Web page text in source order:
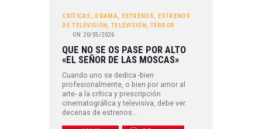
CRÍTICAS DRAMA ESTRENOS
ESTRENOS
DE TELEVISIÓN TELEVISIÓN, TERROR
ON 20/05/2026
QUE NO SE OS PASE POR ALTO
«EL SEÑOR DE LAS MOSCAS»
Cuando uno se dedica -bien
profesionalmente, o bien por amor al
arte- a la crítica y prescripción
cinematográfica y televisiva, debe ver
decenas de estrenos…